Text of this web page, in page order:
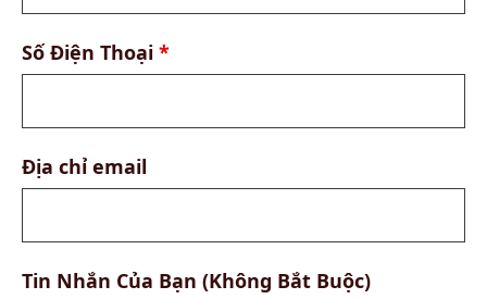
Số Điện Thoại *
Địa chỉ email
Tin Nhắn Của Bạn (Không Bắt Buộc)